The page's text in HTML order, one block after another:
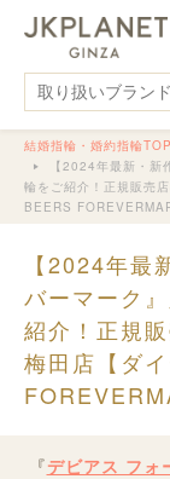
結婚指輪・婚約指輪TOP
【2024年最新・新
輪をご紹介！正規販売
BEERS
【2024年最
バーマーク
紹介！正規
梅田店【ダ
『デビアス フォ